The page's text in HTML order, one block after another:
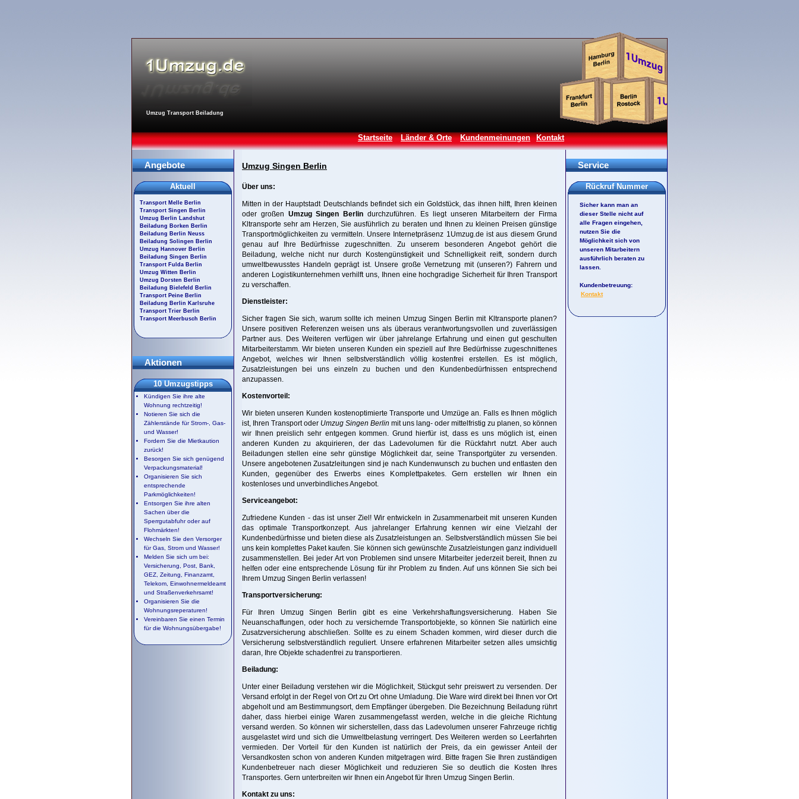
Umzug Transport Beiladung
Startseite Länder & Orte Kundenmeinungen Kontakt
Umzug Singen Berlin
Über uns:
Mitten in der Hauptstadt Deutschlands befindet sich ein Goldstück, das ihnen hilft, Ihren kleinen
oder großen Umzug Singen Berlin durchzuführen. Es liegt unseren Mitarbeitern der Firma
Kltransporte sehr am Herzen, Sie ausführlich zu beraten und Ihnen zu kleinen Preisen günstige
Transportmöglichkeiten zu vermitteln. Unsere Internetpräsenz 1Umzug.de ist aus diesem Grund
genau auf Ihre Bedürfnisse zugeschnitten. Zu unserem besonderen Angebot gehört die
Beiladung, welche nicht nur durch Kostengünstigkeit und Schnelligkeit reift, sondern durch
umweltbewusstes Handeln geprägt ist. Unsere große Vernetzung mit (unseren?) Fahrern und
anderen Logistikunternehmen verhilft uns, Ihnen eine hochgradige Sicherheit für Ihren Transport
zu verschaffen.
Dienstleister:
Sicher fragen Sie sich, warum sollte ich meinen Umzug Singen Berlin mit Kltransporte planen?
Unsere positiven Referenzen weisen uns als überaus verantwortungsvollen und zuverlässigen
Partner aus. Des Weiteren verfügen wir über jahrelange Erfahrung und einen gut geschulten
Mitarbeiterstamm. Wir bieten unseren Kunden ein speziell auf Ihre Bedürfnisse zugeschnittenes
Angebot, welches wir Ihnen selbstverständlich völlig kostenfrei erstellen. Es ist möglich,
Zusatzleistungen bei uns einzeln zu buchen und den Kundenbedürfnissen entsprechend
anzupassen.
Kostenvorteil:
Wir bieten unseren Kunden kostenoptimierte Transporte und Umzüge an. Falls es Ihnen möglich
ist, Ihren Transport oder Umzug Singen Berlin mit uns lang- oder mittelfristig zu planen, so können
wir Ihnen preislich sehr entgegen kommen. Grund hierfür ist, dass es uns möglich ist, einen
anderen Kunden zu akquirieren, der das Ladevolumen für die Rückfahrt nutzt. Aber auch
Beiladungen stellen eine sehr günstige Möglichkeit dar, seine Transportgüter zu versenden.
Unsere angebotenen Zusatzleitungen sind je nach Kundenwunsch zu buchen und entlasten den
Kunden, gegenüber des Erwerbs eines Komplettpaketes. Gern erstellen wir Ihnen ein
kostenloses und unverbindliches Angebot.
Serviceangebot:
Zufriedene Kunden - das ist unser Ziel! Wir entwickeln in Zusammenarbeit mit unseren Kunden
das optimale Transportkonzept. Aus jahrelanger Erfahrung kennen wir eine Vielzahl der
Kundenbedürfnisse und bieten diese als Zusatzleistungen an. Selbstverständlich müssen Sie bei
uns kein komplettes Paket kaufen. Sie können sich gewünschte Zusatzleistungen ganz individuell
zusammenstellen. Bei jeder Art von Problemen sind unsere Mitarbeiter jederzeit bereit, Ihnen zu
helfen oder eine entsprechende Lösung für ihr Problem zu finden. Auf uns können Sie sich bei
Ihrem Umzug Singen Berlin verlassen!
Transportversicherung:
Für Ihren Umzug Singen Berlin gibt es eine Verkehrshaftungsversicherung. Haben Sie
Neuanschaffungen, oder hoch zu versichernde Transportobjekte, so können Sie natürlich eine
Zusatzversicherung abschließen. Sollte es zu einem Schaden kommen, wird dieser durch die
Versicherung selbstverständlich reguliert. Unsere erfahrenen Mitarbeiter setzen alles umsichtig
daran, Ihre Objekte schadenfrei zu transportieren.
Beiladung:
Unter einer Beiladung verstehen wir die Möglichkeit, Stückgut sehr preiswert zu versenden. Der
Versand erfolgt in der Regel von Ort zu Ort ohne Umladung. Die Ware wird direkt bei Ihnen vor Ort
abgeholt und am Bestimmungsort, dem Empfänger übergeben. Die Bezeichnung Beiladung rührt
daher, dass hierbei einige Waren zusammengefasst werden, welche in die gleiche Richtung
versand werden. So können wir sicherstellen, dass das Ladevolumen unserer Fahrzeuge richtig
ausgelastet wird und sich die Umweltbelastung verringert. Des Weiteren werden so Leerfahrten
vermieden. Der Vorteil für den Kunden ist natürlich der Preis, da ein gewisser Anteil der
Versandkosten schon von anderen Kunden mitgetragen wird. Bitte fragen Sie Ihren zuständigen
Kundenbetreuer nach dieser Möglichkeit und reduzieren Sie so deutlich die Kosten Ihres
Transportes. Gern unterbreiten wir Ihnen ein Angebot für Ihren Umzug Singen Berlin.
Kontakt zu uns:
Service
Rückruf Nummer
Sicher kann man an
dieser Stelle nicht auf
alle Fragen eingehen,
nutzen Sie die
Möglichkeit sich von
unseren Mitarbeitern
ausführlich beraten zu
lassen.
Kundenbetreuung:
Kontakt
Angebote
Aktuell
Transport Melle Berlin
Transport Singen Berlin
Umzug Berlin Landshut
Beiladung Borken Berlin
Beiladung Berlin Neuss
Beiladung Solingen Berlin
Umzug Hannover Berlin
Beiladung Singen Berlin
Transport Fulda Berlin
Umzug Witten Berlin
Umzug Dorsten Berlin
Beiladung Bielefeld Berlin
Transport Peine Berlin
Beiladung Berlin Karlsruhe
Transport Trier Berlin
Transport Meerbusch Berlin
Aktionen
10 Umzugstipps
Kündigen Sie ihre alte
Wohnung rechtzeitig!
Notieren Sie sich die
Zählerstände für Strom-, Gas-
und Wasser!
Fordern Sie die Mietkaution
zurück!
Besorgen Sie sich genügend
Verpackungsmaterial!
Organisieren Sie sich
entsprechende
Parkmöglichkeiten!
Entsorgen Sie ihre alten
Sachen über die
Sperrgutabfuhr oder auf
Flohmärkten!
Wechseln Sie den Versorger
für Gas, Strom und Wasser!
Melden Sie sich um bei:
Versicherung, Post, Bank,
GEZ, Zeitung, Finanzamt,
Telekom, Einwohnermeldeamt
und Straßenverkehrsamt!
Organisieren Sie die
Wohnungsreperaturen!
Vereinbaren Sie einen Termin
für die Wohnungsübergabe!